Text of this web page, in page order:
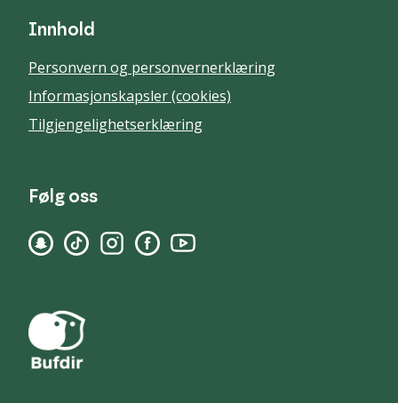
Innhold
Personvern og personvernerklæring
Informasjonskapsler (cookies)
Tilgjengelighetserklæring
Følg oss